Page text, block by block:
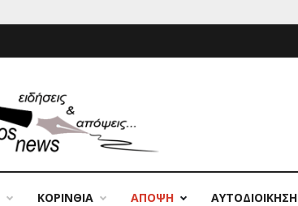
ΚΟΡΙΝΘΙΑ ΑΠΟΨΗ ΑΥΤΟΔΙΟΙΚΗΣΗ